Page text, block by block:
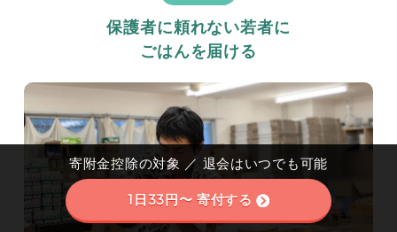
保護者に頼れない若者に
ごはんを届ける
寄附金控除の対象 ／ 退会はいつでも可能
1日33円〜 寄付する